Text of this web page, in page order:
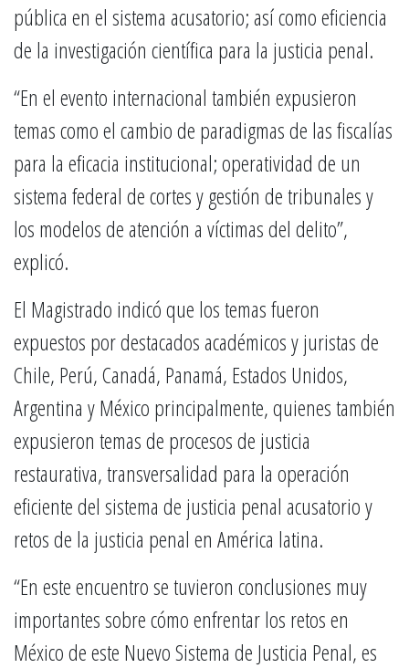
pública en el sistema acusatorio; así como eficiencia
de la investigación científica para la justicia penal.
“En el evento internacional también expusieron
temas como el cambio de paradigmas de las fiscalías
para la eficacia institucional; operatividad de un
sistema federal de cortes y gestión de tribunales y
los modelos de atención a víctimas del delito”,
explicó.
El Magistrado indicó que los temas fueron
expuestos por destacados académicos y juristas de
Chile, Perú, Canadá, Panamá, Estados Unidos,
Argentina y México principalmente, quienes también
expusieron temas de procesos de justicia
restaurativa, transversalidad para la operación
eficiente del sistema de justicia penal acusatorio y
retos de la justicia penal en América latina.
“En este encuentro se tuvieron conclusiones muy
importantes sobre cómo enfrentar los retos en
México de este Nuevo Sistema de Justicia Penal, es